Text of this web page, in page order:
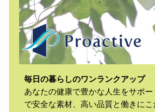
毎日の暮らしのワンランクアップ
あなたの健康で豊かな人生をサポ
で安全な素材、高い品質と働きにこ